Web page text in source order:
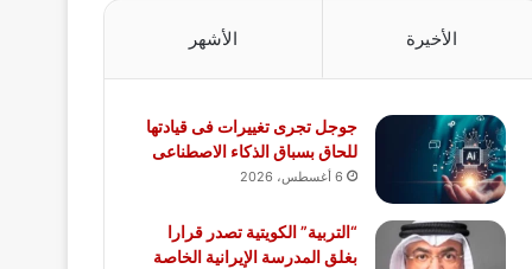
الأخيرة الأشهر
جوجل تجرى تغييرات فى قيادتها
للحاق بسباق الذكاء الاصطناعى
6 أغسطس، 2026
“التربية” الكويتية تصدر قرارا
بغلق المدرسة الإيرانية الخاصة